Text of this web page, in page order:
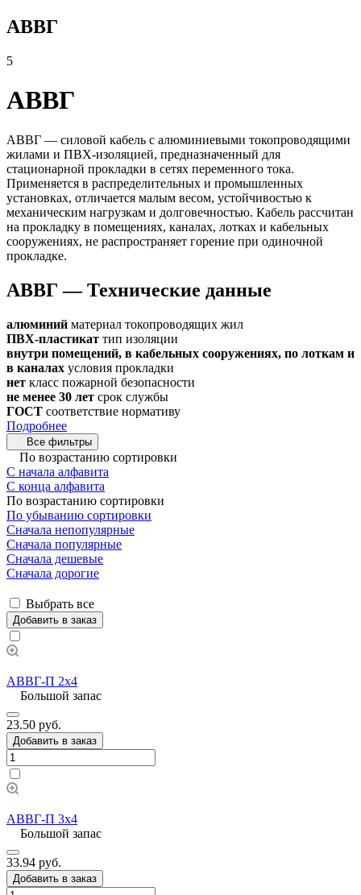
АВВГ
5
АВВГ
АВВГ — силовой кабель с алюминиевыми токопроводящими
жилами и ПВХ-изоляцией, предназначенный для
стационарной прокладки в сетях переменного тока.
Применяется в распределительных и промышленных
установках, отличается малым весом, устойчивостью к
механическим нагрузкам и долговечностью. Кабель рассчитан
на прокладку в помещениях, каналах, лотках и кабельных
сооружениях, не распространяет горение при одиночной
прокладке.
АВВГ — Технические данные
алюминий материал токопроводящих жил
ПВХ-пластикат тип изоляции
внутри помещений, в кабельных сооружениях, по лоткам и
в каналах условия прокладки
нет класс пожарной безопасности
не менее 30 лет срок службы
ГОСТ соответствие нормативу
Подробнее
Все фильтры
По возрастанию сортировки
С начала алфавита
С конца алфавита
По возрастанию сортировки
По убыванию сортировки
Сначала непопулярные
Сначала популярные
Сначала дешевые
Сначала дорогие
Выбрать все
Добавить в заказ
АВВГ-П 2х4
Большой запас
23.50 руб.
Добавить в заказ
АВВГ-П 3х4
Большой запас
33.94 руб.
Добавить в заказ